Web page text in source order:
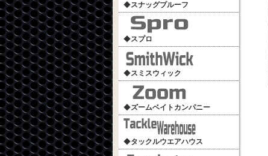
◆スナッグプルーフ
◆スプロ
◆スミスウィック
◆ズームベイトカンパニー
◆タックルウエアハウス